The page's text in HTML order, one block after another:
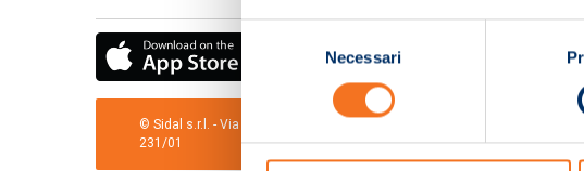
Selezione
consenso
Necessari
© Sidal s.r.l. - Via S.Agostino,50, 51100 Pistoia - Cod.Fisc. e Registro
231/01